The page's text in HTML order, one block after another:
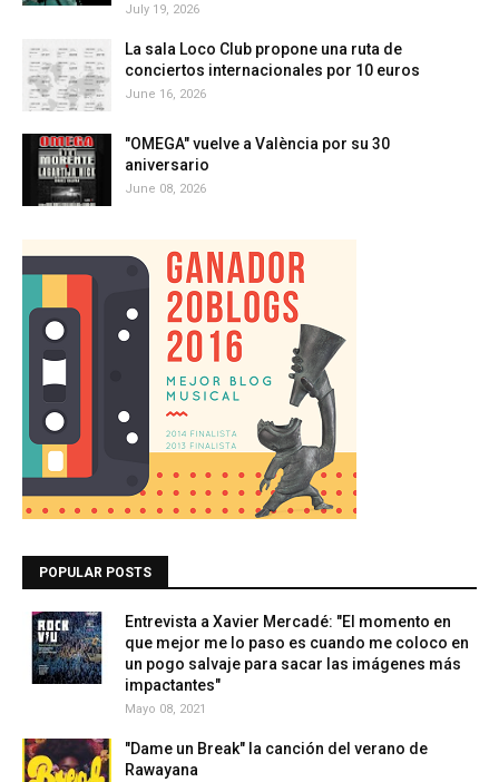
July 19, 2026
La sala Loco Club propone una ruta de
conciertos internacionales por 10 euros
June 16, 2026
"OMEGA" vuelve a València por su 30
aniversario
June 08, 2026
POPULAR POSTS
Entrevista a Xavier Mercadé: "El momento en
que mejor me lo paso es cuando me coloco en
un pogo salvaje para sacar las imágenes más
impactantes"
Mayo 08, 2021
"Dame un Break" la canción del verano de
Rawayana